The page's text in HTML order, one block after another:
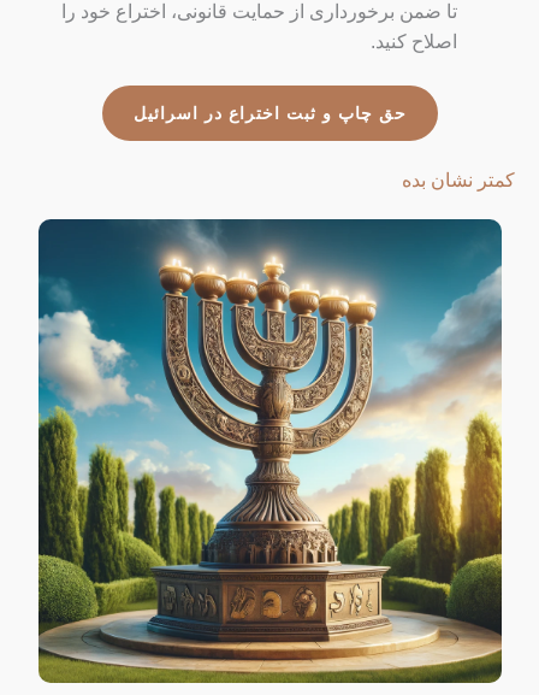
تا ضمن برخورداری از حمایت قانونی، اختراع خود را
اصلاح کنید.
حق چاپ و ثبت اختراع در اسرائیل
کمتر نشان بده